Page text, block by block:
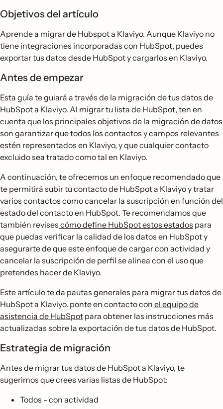
Objetivos del artículo
Aprende a migrar de Hubspot a Klaviyo. Aunque Klaviyo no
tiene integraciones incorporadas con HubSpot, puedes
exportar tus datos desde HubSpot y cargarlos en Klaviyo.
Antes de empezar
Esta guía te guiará a través de la migración de tus datos de
HubSpot a Klaviyo. Al migrar tu lista de HubSpot, ten en
cuenta que los principales objetivos de la migración de datos
son garantizar que todos los contactos y campos relevantes
estén representados en Klaviyo, y que cualquier contacto
excluido sea tratado como tal en Klaviyo.
A continuación, te ofrecemos un enfoque recomendado que
te permitirá subir tu contacto de HubSpot a Klaviyo y tratar
varios contactos como cancelar la suscripción en función del
estado del contacto en HubSpot. Te recomendamos que
también revises cómo define HubSpot estos estados para
que puedas verificar la calidad de los datos en HubSpot y
asegurarte de que este enfoque de cargar con actividad y
cancelar la suscripción de perfil se alinea con el uso que
pretendes hacer de Klaviyo.
Este artículo te da pautas generales para migrar tus datos de
HubSpot a Klaviyo. ponte en contacto con el equipo de
asistencia de HubSpot para obtener las instrucciones más
actualizadas sobre la exportación de tus datos de HubSpot.
Estrategia de migración
Antes de migrar tus datos de HubSpot a Klaviyo, te
sugerimos que crees varias listas de HubSpot:
Todos - con actividad